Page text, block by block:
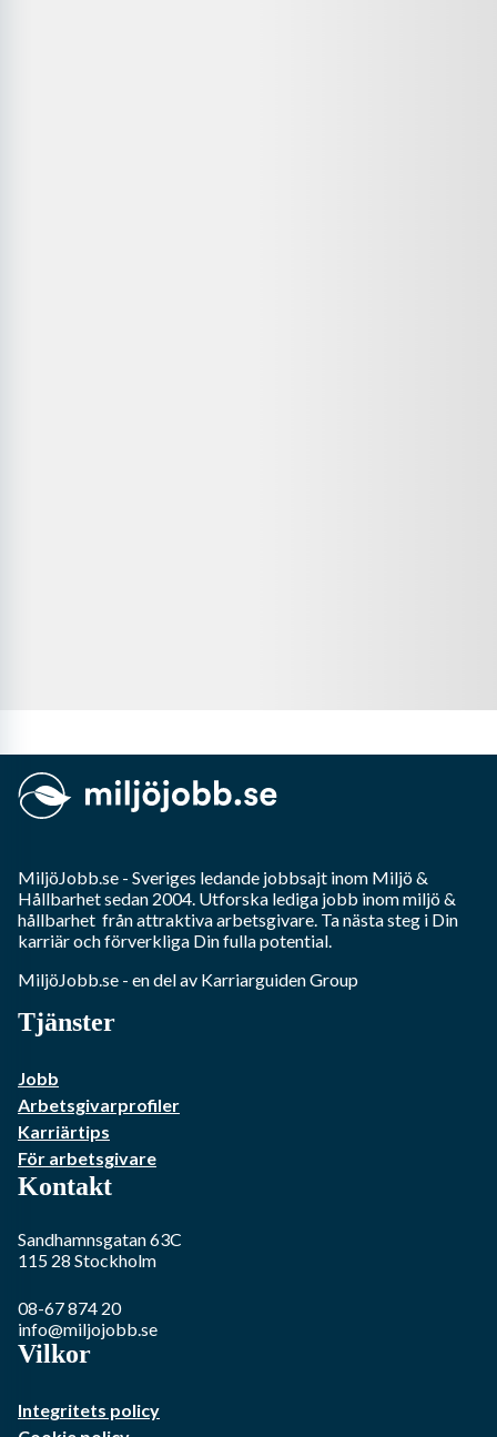
MiljöJobb.se - Sveriges ledande jobbsajt inom Miljö &
Hållbarhetsedan 2004. Utforska lediga jobb inommiljö &
hållbarhet från attraktiva arbetsgivare. Ta nästa steg i Din
karriär och förverkliga Din fulla potential.
MiljöJobb.se - en del av Karriarguiden Group
Tjänster
Jobb
Arbetsgivarprofiler
Karriärtips
För arbetsgivare
Kontakt
Sandhamnsgatan 63C
115 28 Stockholm
08-67 874 20
info@miljojobb.se
Vilkor
Integritets policy